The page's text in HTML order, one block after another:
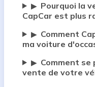
▶ Pourquoi la
CapCar est plus
▶ Comment
ma voiture
▶ Comment se
vente de votre